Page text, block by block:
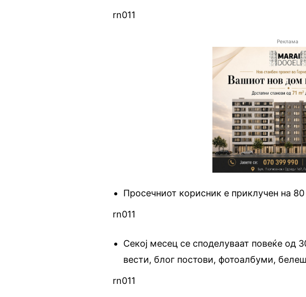
rn011
Реклама
Просечниот корисник е приклучен на
rn011
Секој месец се споделуваат повеќе од
вести, блог постови, фотоалбуми,
rn011